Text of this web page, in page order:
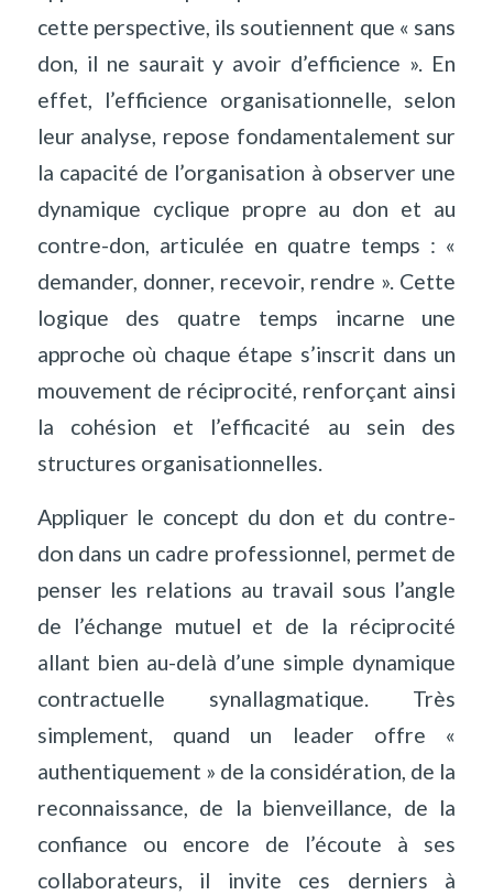
cette perspective, ils soutiennent que « sans
don, il ne saurait y avoir d’efficience ». En
effet, l’efficience organisationnelle, selon
leur analyse, repose fondamentalement sur
la capacité de l’organisation à observer une
dynamique cyclique propre au don et au
contre-don, articulée en quatre temps : «
demander, donner, recevoir, rendre ». Cette
logique des quatre temps incarne une
approche où chaque étape s’inscrit dans un
mouvement de réciprocité, renforçant ainsi
la cohésion et l’efficacité au sein des
structures organisationnelles.
Appliquer le concept du don et du contre-
don dans un cadre professionnel, permet de
penser les relations au travail sous l’angle
de l’échange mutuel et de la réciprocité
allant bien au-delà d’une simple dynamique
contractuelle synallagmatique. Très
simplement, quand un leader offre «
authentiquement » de la considération, de la
reconnaissance, de la bienveillance, de la
confiance ou encore de l’écoute à ses
collaborateurs, il invite ces derniers à